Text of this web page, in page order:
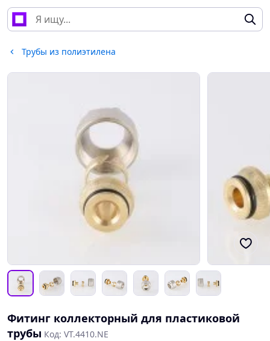
Трубы из полиэтилена
Фитинг коллекторный для пластиковой
трубы Код: VT.4410.NE